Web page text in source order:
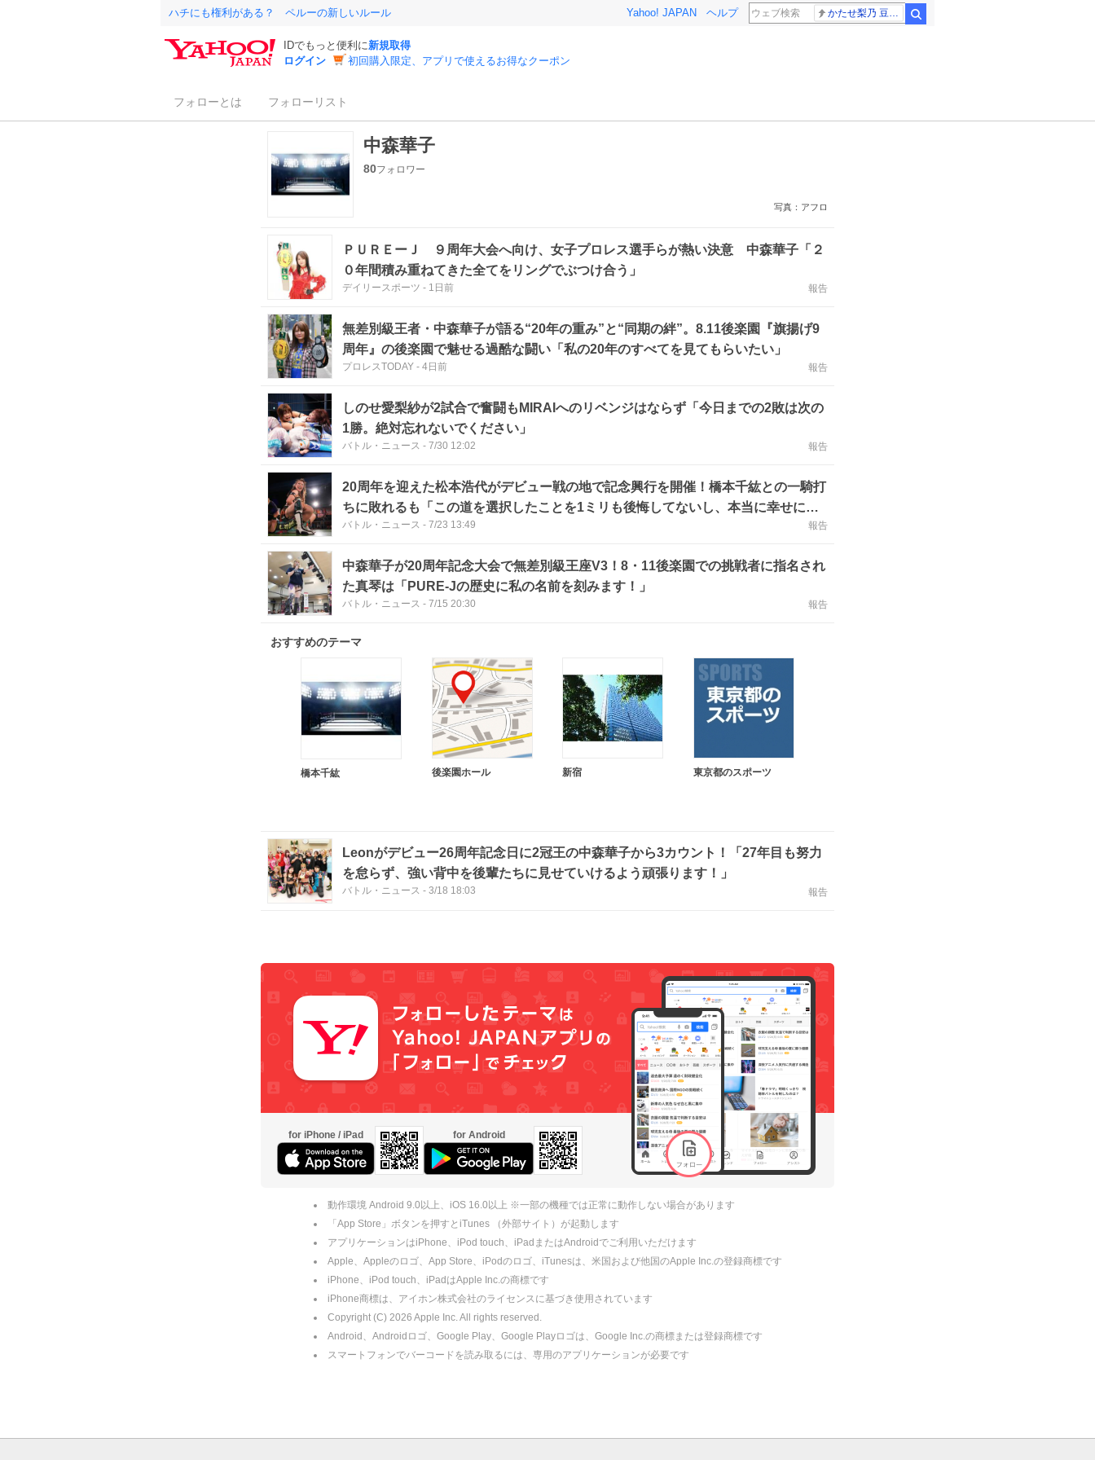
ハチにも権利がある？ ペルーの新しいルール Yahoo! JAPAN ヘルプ
IDでもっと便利に新規取得
ログイン
初回購入限定、アプリで使えるお得なクーポン
フォローとは フォローリスト
中森華子
80フォロワー
写真：アフロ
ＰＵＲＥーＪ ９周年大会へ向け、女子プロレス選手らが熱い決意 中森華子「２
０年間積み重ねてきた全てをリングでぶつけ合う」
デイリースポーツ - 1日前 報告
無差別級王者・中森華子が語る“20年の重み”と“同期の絆”。8.11後楽園『旗揚げ9
周年』の後楽園で魅せる過酷な闘い「私の20年のすべてを見てもらいたい」
プロレスTODAY - 4日前 報告
しのせ愛梨紗が2試合で奮闘もMIRAIへのリベンジはならず「今日までの2敗は次の
1勝。絶対忘れないでください」
バトル・ニュース - 7/30 12:02 報告
20周年を迎えた松本浩代がデビュー戦の地で記念興行を開催！橋本千紘との一騎打
ちに敗れるも「この道を選択したことを1ミリも後悔してないし、本当に幸せに思
います！」
バトル・ニュース - 7/23 13:49 報告
中森華子が20周年記念大会で無差別級王座V3！8・11後楽園での挑戦者に指名され
た真琴は「PURE-Jの歴史に私の名前を刻みます！」
バトル・ニュース - 7/15 20:30 報告
おすすめのテーマ
橋本千紘 後楽園ホール 新宿 東京都のスポーツ
Leonがデビュー26周年記念日に2冠王の中森華子から3カウント！「27年目も努力
を怠らず、強い背中を後輩たちに見せていけるよう頑張ります！」
バトル・ニュース - 3/18 18:03 報告
for iPhone / iPad for Android
動作環境 Android 9.0以上、iOS 16.0以上 ※一部の機種では正常に動作しない場合があります
「App Store」ボタンを押すとiTunes （外部サイト）が起動します
アプリケーションはiPhone、iPod touch、iPadまたはAndroidでご利用いただけます
Apple、Appleのロゴ、App Store、iPodのロゴ、iTunesは、米国および他国のApple Inc.の登録商標です
iPhone、iPod touch、iPadはApple Inc.の商標です
iPhone商標は、アイホン株式会社のライセンスに基づき使用されています
Copyright (C) 2026 Apple Inc. All rights reserved.
Android、Androidロゴ、Google Play、Google Playロゴは、Google Inc.の商標または登録商標です
スマートフォンでバーコードを読み取るには、専用のアプリケーションが必要です